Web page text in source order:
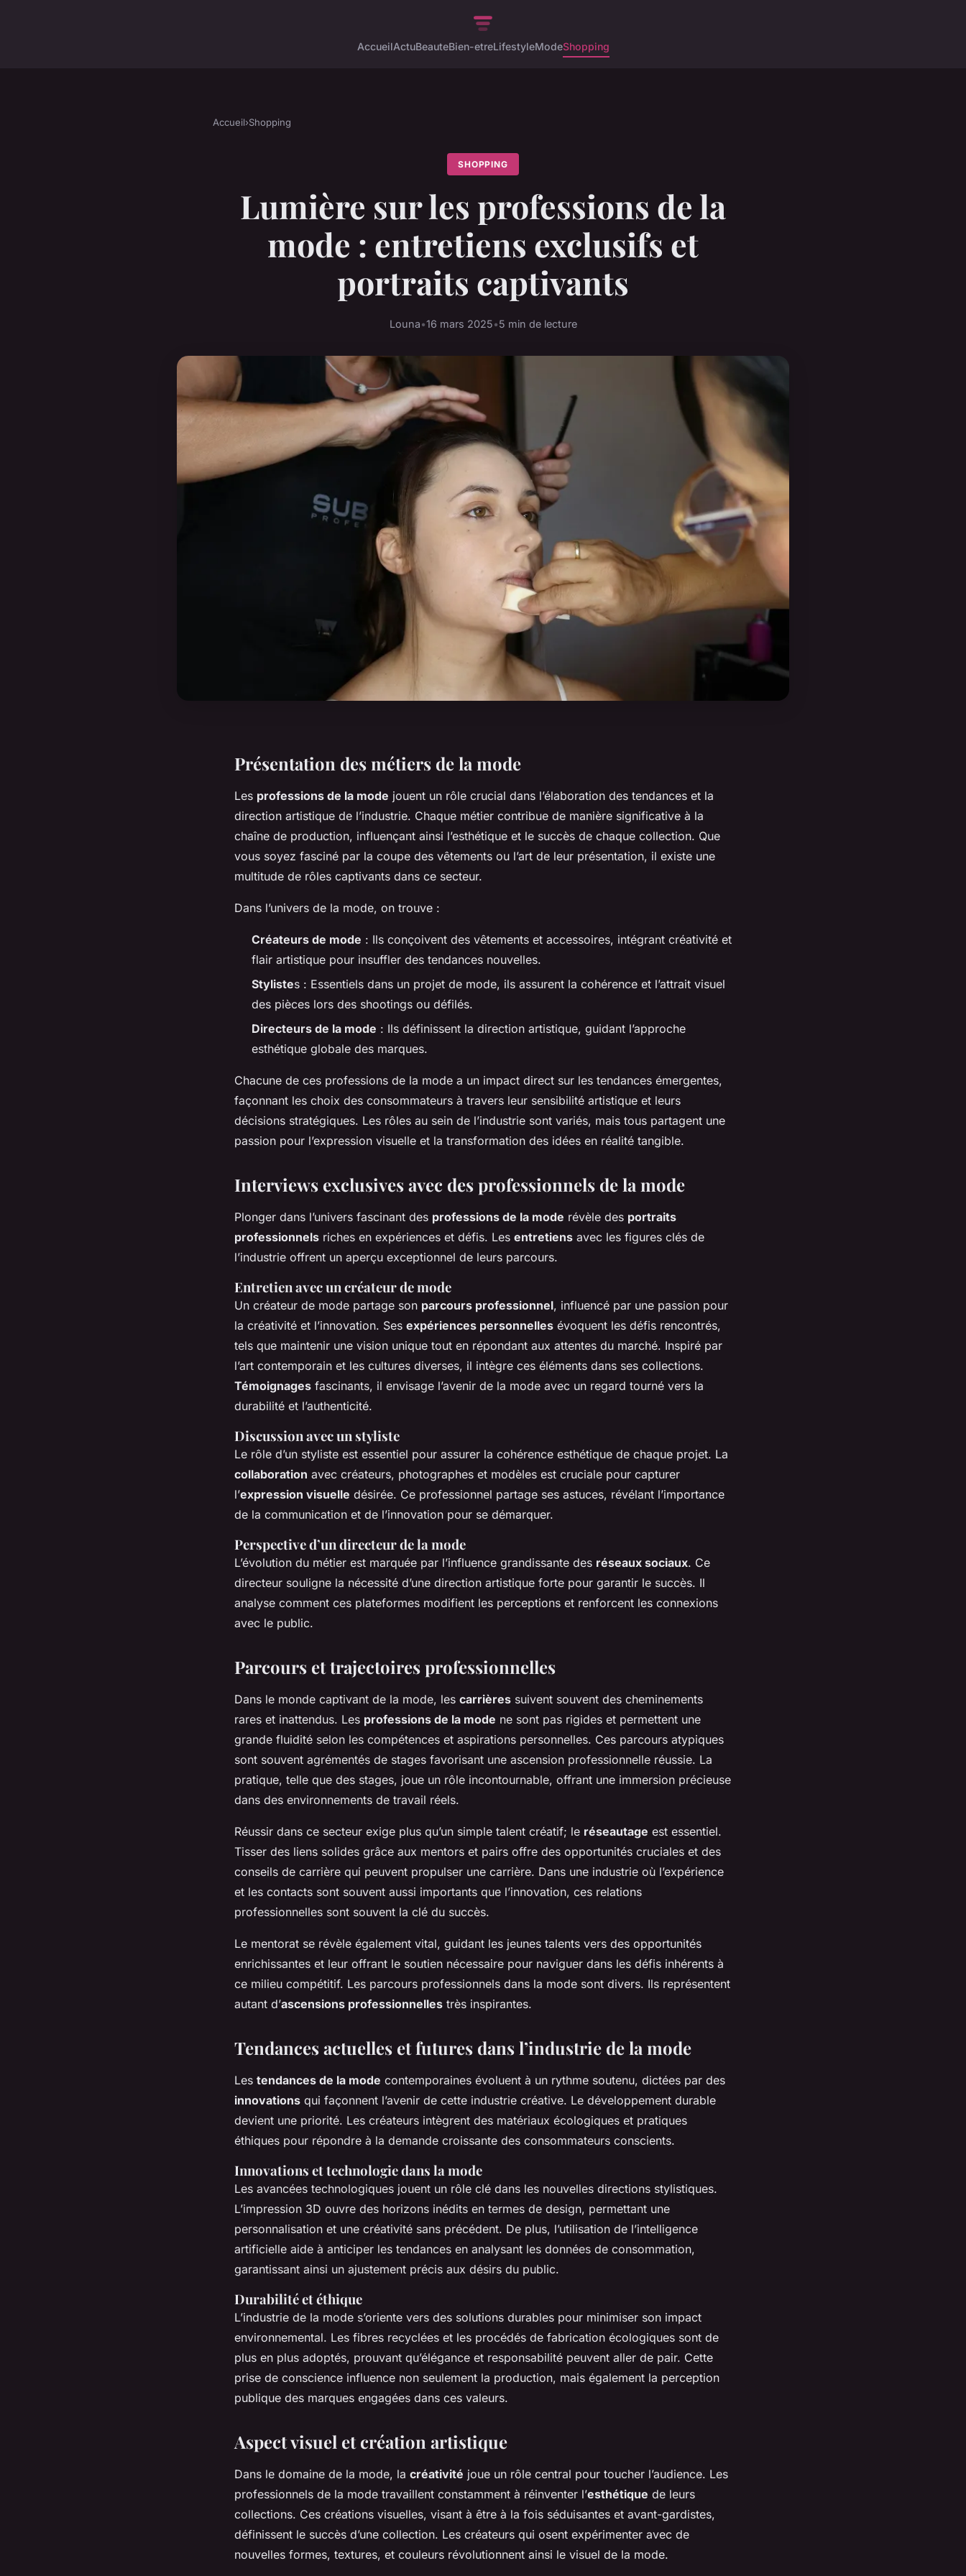
AccueilActuBeauteBien-etreLifestyleModeShopping
Accueil›Shopping
SHOPPING
Lumière sur les professions de la
mode : entretiens exclusifs et
portraits captivants
Louna•16 mars 2025•5 min de lecture
Présentation des métiers de la mode
Les professions de la mode jouent un rôle crucial dans l’élaboration des tendances et la
direction artistique de l’industrie. Chaque métier contribue de manière significative à la
chaîne de production, influençant ainsi l’esthétique et le succès de chaque collection. Que
vous soyez fasciné par la coupe des vêtements ou l’art de leur présentation, il existe une
multitude de rôles captivants dans ce secteur.
Dans l’univers de la mode, on trouve :
Créateurs de mode : Ils conçoivent des vêtements et accessoires, intégrant créativité et
flair artistique pour insuffler des tendances nouvelles.
Stylistes : Essentiels dans un projet de mode, ils assurent la cohérence et l’attrait visuel
des pièces lors des shootings ou défilés.
Directeurs de la mode : Ils définissent la direction artistique, guidant l’approche
esthétique globale des marques.
Chacune de ces professions de la mode a un impact direct sur les tendances émergentes,
façonnant les choix des consommateurs à travers leur sensibilité artistique et leurs
décisions stratégiques. Les rôles au sein de l’industrie sont variés, mais tous partagent une
passion pour l’expression visuelle et la transformation des idées en réalité tangible.
Interviews exclusives avec des professionnels de la mode
Plonger dans l’univers fascinant des professions de la mode révèle des portraits
professionnels riches en expériences et défis. Les entretiens avec les figures clés de
l’industrie offrent un aperçu exceptionnel de leurs parcours.
Entretien avec un créateur de mode
Un créateur de mode partage son parcours professionnel, influencé par une passion pour
la créativité et l’innovation. Ses expériences personnelles évoquent les défis rencontrés,
tels que maintenir une vision unique tout en répondant aux attentes du marché. Inspiré par
l’art contemporain et les cultures diverses, il intègre ces éléments dans ses collections.
Témoignages fascinants, il envisage l’avenir de la mode avec un regard tourné vers la
durabilité et l’authenticité.
Discussion avec un styliste
Le rôle d’un styliste est essentiel pour assurer la cohérence esthétique de chaque projet. La
collaboration avec créateurs, photographes et modèles est cruciale pour capturer
l’expression visuelle désirée. Ce professionnel partage ses astuces, révélant l’importance
de la communication et de l’innovation pour se démarquer.
Perspective d’un directeur de la mode
L’évolution du métier est marquée par l’influence grandissante des réseaux sociaux. Ce
directeur souligne la nécessité d’une direction artistique forte pour garantir le succès. Il
analyse comment ces plateformes modifient les perceptions et renforcent les connexions
avec le public.
Parcours et trajectoires professionnelles
Dans le monde captivant de la mode, les carrières suivent souvent des cheminements
rares et inattendus. Les professions de la mode ne sont pas rigides et permettent une
grande fluidité selon les compétences et aspirations personnelles. Ces parcours atypiques
sont souvent agrémentés de stages favorisant une ascension professionnelle réussie. La
pratique, telle que des stages, joue un rôle incontournable, offrant une immersion précieuse
dans des environnements de travail réels.
Réussir dans ce secteur exige plus qu’un simple talent créatif; le réseautage est essentiel.
Tisser des liens solides grâce aux mentors et pairs offre des opportunités cruciales et des
conseils de carrière qui peuvent propulser une carrière. Dans une industrie où l’expérience
et les contacts sont souvent aussi importants que l’innovation, ces relations
professionnelles sont souvent la clé du succès.
Le mentorat se révèle également vital, guidant les jeunes talents vers des opportunités
enrichissantes et leur offrant le soutien nécessaire pour naviguer dans les défis inhérents à
ce milieu compétitif. Les parcours professionnels dans la mode sont divers. Ils représentent
autant d’ascensions professionnelles très inspirantes.
Tendances actuelles et futures dans l’industrie de la mode
Les tendances de la mode contemporaines évoluent à un rythme soutenu, dictées par des
innovations qui façonnent l’avenir de cette industrie créative. Le développement durable
devient une priorité. Les créateurs intègrent des matériaux écologiques et pratiques
éthiques pour répondre à la demande croissante des consommateurs conscients.
Innovations et technologie dans la mode
Les avancées technologiques jouent un rôle clé dans les nouvelles directions stylistiques.
L’impression 3D ouvre des horizons inédits en termes de design, permettant une
personnalisation et une créativité sans précédent. De plus, l’utilisation de l’intelligence
artificielle aide à anticiper les tendances en analysant les données de consommation,
garantissant ainsi un ajustement précis aux désirs du public.
Durabilité et éthique
L’industrie de la mode s’oriente vers des solutions durables pour minimiser son impact
environnemental. Les fibres recyclées et les procédés de fabrication écologiques sont de
plus en plus adoptés, prouvant qu’élégance et responsabilité peuvent aller de pair. Cette
prise de conscience influence non seulement la production, mais également la perception
publique des marques engagées dans ces valeurs.
Aspect visuel et création artistique
Dans le domaine de la mode, la créativité joue un rôle central pour toucher l’audience. Les
professionnels de la mode travaillent constamment à réinventer l’esthétique de leurs
collections. Ces créations visuelles, visant à être à la fois séduisantes et avant-gardistes,
définissent le succès d’une collection. Les créateurs qui osent expérimenter avec de
nouvelles formes, textures, et couleurs révolutionnent ainsi le visuel de la mode.